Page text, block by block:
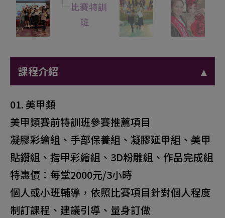
課程介紹
01. 美甲類
美甲類賽前特訓班參賽推薦項目
凝膠彩繪組、手部保養組、凝膠延甲組、美甲
貼鑽組、指甲彩繪組、3D粉雕組、作品完成組
特惠價：每堂2000元/3小時
個人或小班輔導，依照比賽項目針對個人程度
制訂課程、建議引導、量身訂做